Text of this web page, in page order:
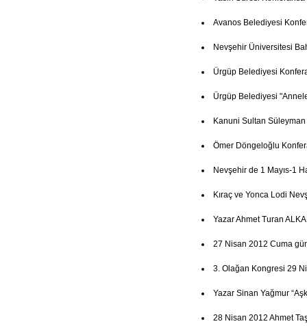
Avanos Belediyesi
Nevşehir Üniversitesi
Ürgüp Belediyesi
Ürgüp Belediyesi
Kanuni Sultan
Ömer Döngeloğlu
Nevşehir de 1 Mayıs-1
Kıraç ve Yonca Lodi
Yazar Ahmet Turan
27 Nisan 2012 Cuma
3. Olağan Kongresi 29
Yazar Sinan Yağmur
28 Nisan 2012 Ahmet